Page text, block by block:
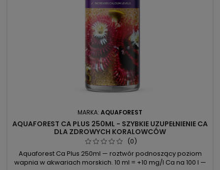
MARKA: AQUAFOREST
AQUAFOREST CA PLUS 250ML - SZYBKIE UZUPEŁNIENIE CA
DLA ZDROWYCH KORALOWCÓW
(0)
Aquaforest Ca Plus 250ml — roztwór podnoszący poziom
wapnia w akwariach morskich. 10 ml = +10 mg/l Ca na 100 l —